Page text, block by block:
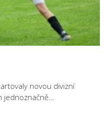
novou divizní
jednoznačně…